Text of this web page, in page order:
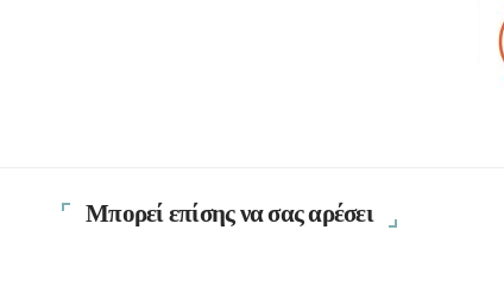
Μπορεί επίσης να σας αρέσει